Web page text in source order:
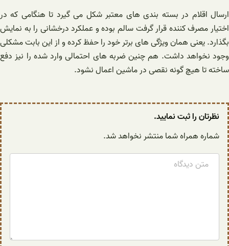
ارسال اقلام در بسته بندی های معتبر شکل می گیرد تا هنگامی که در
اختیار مصرف کننده قرار گرفت سالم بوده و عملکرد درخشانی را به نمایش
بگذارد. یعنی همان ویژگی های برتر خود را حفظ کرده و از این بابت مشکلی
وجود نخواهد داشت. هم چنین ضربه های احتمالی وارد شده را نیز دفع
ساخته تا هیچ گونه نقصی در ماشین اعمال نشود.
نظرتان را ثبت نمایید.
شماره همراه شما منتشر نخواهد شد.